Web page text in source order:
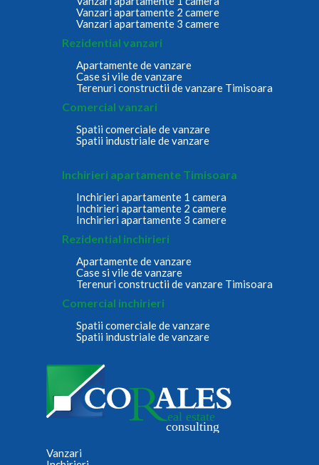
Vanzari apartamente 2 camere
Vanzari apartamente 3 camere
Rezidential vanzari
Apartamente de vanzare
Case si vile de vanzare
Terenuri constructii de vanzare Timisoara
Comercial vanzari
Spatii comerciale de vanzare
Spatii industriale de vanzare
Inchirieri apartamente Timisoara
Inchirieri apartamente 1 camera
Inchirieri apartamente 2 camere
Inchirieri apartamente 3 camere
Rezidential inchirieri
Apartamente de vanzare
Case si vile de vanzare
Terenuri constructii de vanzare Timisoara
Comercial inchirieri
Spatii comerciale de vanzare
Spatii industriale de vanzare
Vanzari